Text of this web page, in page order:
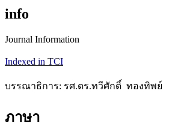
info
Journal Information
Indexed in TCI
บรรณาธิการ: รศ.ดร.ทวีศักดิ์ ทองทิพย์
ภาษา